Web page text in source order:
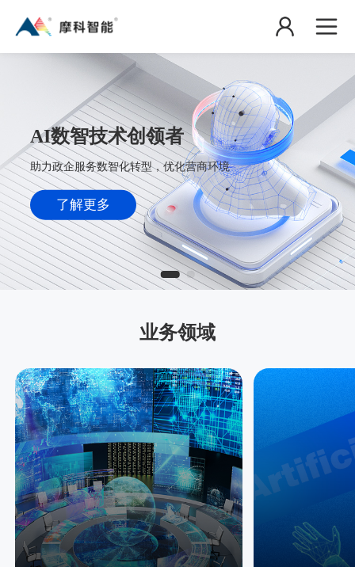
AI数智技术创领者
助力政企服务数智化转型，优化营商环境
了解更多
业务领域